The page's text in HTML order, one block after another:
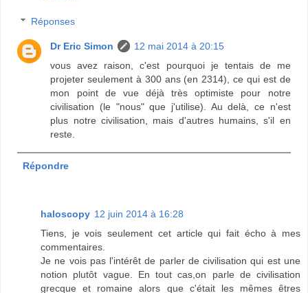
Réponses
Dr Eric Simon
12 mai 2014 à 20:15
vous avez raison, c'est pourquoi je tentais de me
projeter seulement à 300 ans (en 2314), ce qui est de
mon point de vue déjà très optimiste pour notre
civilisation (le "nous" que j'utilise). Au delà, ce n'est
plus notre civilisation, mais d'autres humains, s'il en
reste.
Répondre
haloscopy 12 juin 2014 à 16:28
Tiens, je vois seulement cet article qui fait écho à mes
commentaires.
Je ne vois pas l'intérêt de parler de civilisation qui est une
notion plutôt vague. En tout cas,on parle de civilisation
grecque et romaine alors que c'était les mêmes êtres